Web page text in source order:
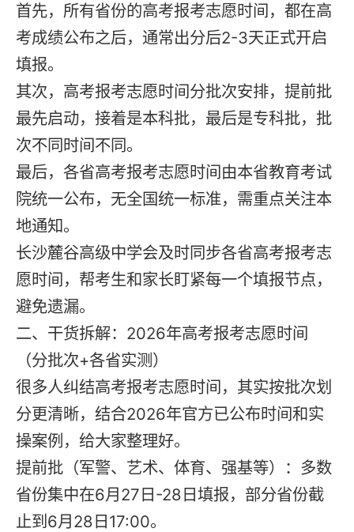
首先，所有省份的高考报考志愿时间，都在高
考成绩公布之后，通常出分后2-3天正式开启
填报。
其次，高考报考志愿时间分批次安排，提前批
最先启动，接着是本科批，最后是专科批，批
次不同时间不同。
最后，各省高考报考志愿时间由本省教育考试
院统一公布，无全国统一标准，需重点关注本
地通知。
长沙麓谷高级中学会及时同步各省高考报考志
愿时间，帮考生和家长盯紧每一个填报节点，
避免遗漏。
二、干货拆解：2026年高考报考志愿时间
（分批次+各省实测）
很多人纠结高考报考志愿时间，其实按批次划
分更清晰，结合2026年官方已公布时间和实
操案例，给大家整理好。
提前批（军警、艺术、体育、强基等）：多数
省份集中在6月27日-28日填报，部分省份截
止到6月28日17:00。